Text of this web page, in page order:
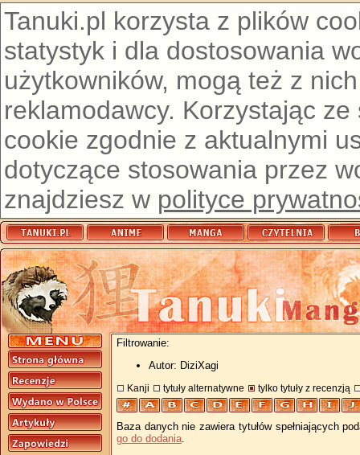
Tanuki.pl korzysta z plików
statystyk i dla dostosowania
użytkowników, mogą też z
reklamodawcy. Korzystając
cookie zgodnie z aktualnymi
dotyczące stosowania przez
znajdziesz w polityce
Filtrowanie:
Autor: DiziXagi
Kanji tytuły alternatywne tylko tytuły z recenzją
Baza danych nie zawiera tytułów spełniających
go do dodania.